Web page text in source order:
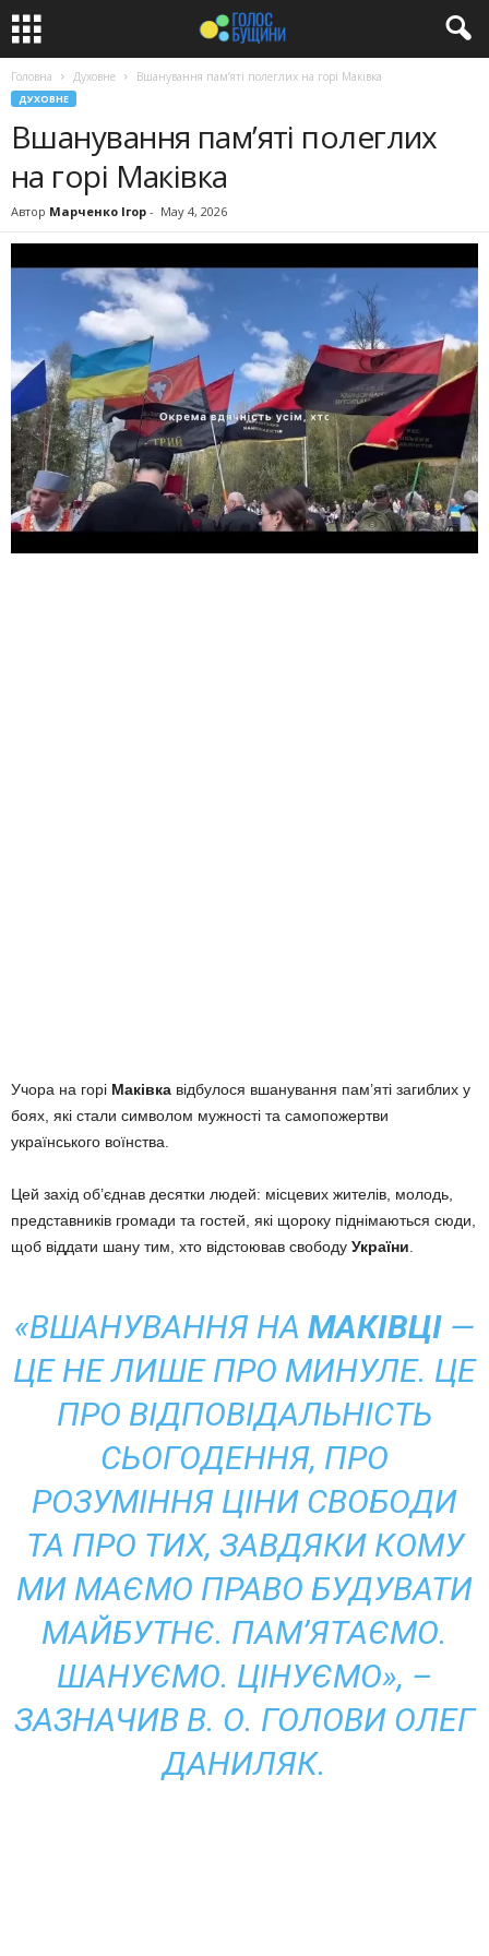
Головна Духовне Вшанування пам’яті полеглих на горі Маківка
ДУХОВНЕ
Вшанування пам’яті полеглих
на горі Маківка
Автор Марченко Ігор - May 4, 2026
Учора на горі Маківка відбулося вшанування пам’яті загиблих у
боях, які стали символом мужності та самопожертви
українського воїнства.
Цей захід об’єднав десятки людей: місцевих жителів, молодь,
представників громади та гостей, які щороку піднімаються сюди,
щоб віддати шану тим, хто відстоював свободу України
«ВШАНУВАННЯ НА МАКІВЦІ —
ЦЕ НЕ ЛИШЕ ПРО МИНУЛЕ. ЦЕ
ПРО ВІДПОВІДАЛЬНІСТЬ
СЬОГОДЕННЯ, ПРО
РОЗУМІННЯ ЦІНИ СВОБОДИ
ТА ПРО ТИХ, ЗАВДЯКИ КОМУ
МИ МАЄМО ПРАВО БУДУВАТИ
МАЙБУТНЄ. ПАМ’ЯТАЄМО.
ШАНУЄМО. ЦІНУЄМО», –
ЗАЗНАЧИВ В. О. ГОЛОВИ ОЛЕГ
ДАНИЛЯК.